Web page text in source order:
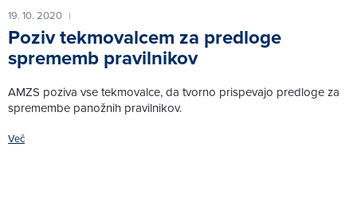
19. 10. 2020 |
Poziv tekmovalcem za predloge
sprememb pravilnikov
AMZS poziva vse tekmovalce, da tvorno prispevajo predloge za
spremembe panožnih pravilnikov.
Več